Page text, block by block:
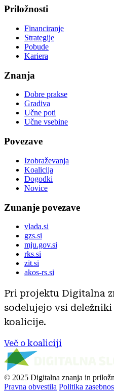
Priložnosti
Financiranje
Strategije
Pobude
Kariera
Znanja
Dobre prakse
Gradiva
Učne poti
Učne vsebine
Povezave
Izobraževanja
Koalicija
Dogodki
Novice
Zunanje povezave
vlada.si
gzs.si
mju.gov.si
rks.si
zit.si
akos-rs.si
Pri projektu Digitalna
sodelujejo vsi
koalicije.
Več o koaliciji
© 2025 Digitalna znanja in
Pravna obvestila Politika